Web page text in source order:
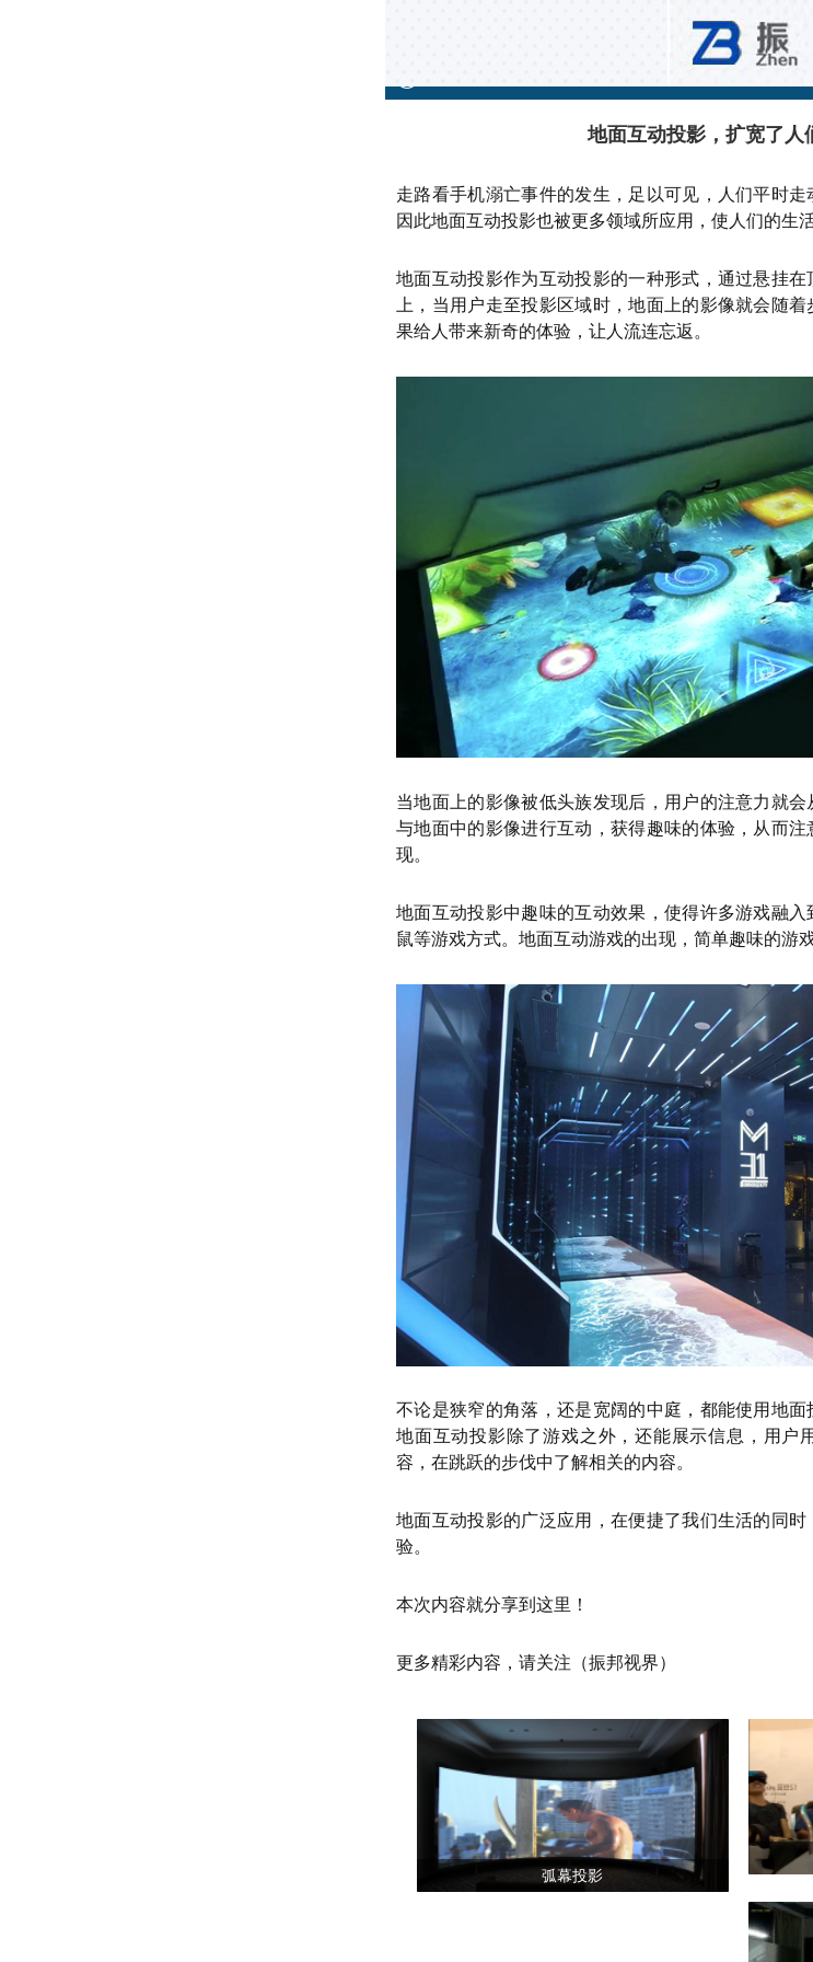
地面互动投影，扩宽了人
走路看手机溺亡事件的发生，足以可见，人们平时走
因此地面互动投影也被更多领域所应用，使人们的生活
地面互动投影作为互动投影的一种形式，通过悬挂
上，当用户走至投影区域时，地面上的影像就会随
果给人带来新奇的体验，让人流连忘返。
当地面上的影像被低头族发现后，用户的注意力就
与地面中的影像进行互动，获得趣味的体验，从而
现。
地面互动投影中趣味的互动效果，使得许多游戏融
鼠等游戏方式。地面互动游戏的出现，简单趣味的游
不论是狭窄的角落，还是宽阔的中庭，都能使用地
地面互动投影除了游戏之外，还能展示信息，用户
容，在跳跃的步伐中了解相关的内容。
地面互动投影的广泛应用，在便捷了我们生活的同
验。
本次内容就分享到这里！
更多精彩内容，请关注（振邦视界）
弧幕投影